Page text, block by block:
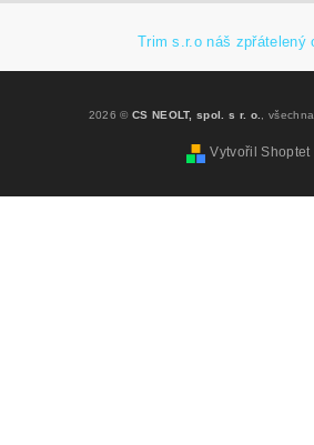
Trim s.r.o náš zpřátelený
2026 © CS NEOLT, spol. s r. o. ,
Vytvořil Shoptet